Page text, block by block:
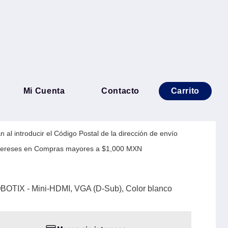
Mi Cuenta Contacto Carrito
a VGA BROBOTIX - Mini-
Color blanco
al introducir el Código Postal de la dirección de envío
en Compras mayores a $1,000 MXN
- Mini-HDMI, VGA (D-Sub), Color blanco